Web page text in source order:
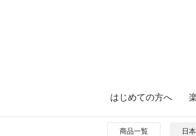
はじめての方へ
商品一覧 日